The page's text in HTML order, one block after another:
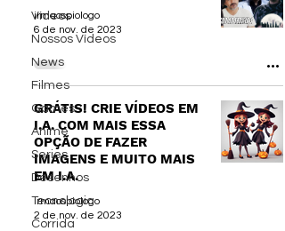
Vídeos
Nossos Vídeos
News
Filmes
Games
Anime
Series
Desenhos
Tecnologia
Corrida
irmaospiologo
6 de nov. de 2023
GRÁTIS! CRIE VÍDEOS EM
I.A. COM MAIS ESSA
OPÇÃO DE FAZER
IMAGENS E MUITO MAIS
EM I.A.
irmaospiologo
2 de nov. de 2023